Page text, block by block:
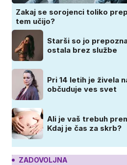
Zakaj se sorojenci toliko
tem učijo?
Starši so jo
ostala brez službe
Pri 14 letih je živela
občuduje ves svet
Ali je vaš trebuh
Kdaj je čas za skrb?
ZADOVOLJNA